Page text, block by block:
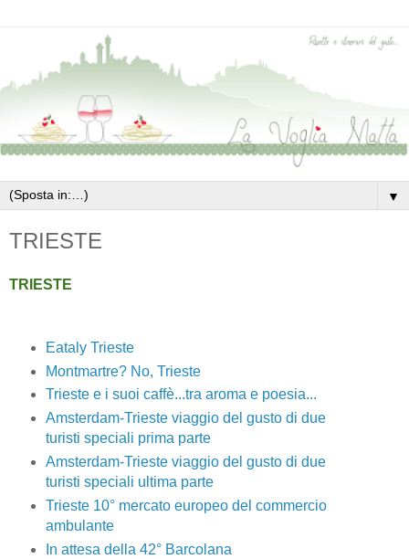
▼
TRIESTE
TRIESTE
Eataly Trieste
Montmartre? No, Trieste
Trieste e i suoi caffè...tra aroma e poesia...
Amsterdam-Trieste viaggio del gusto di due
turisti speciali prima parte
Amsterdam-Trieste viaggio del gusto di due
turisti speciali ultima parte
Trieste 10° mercato europeo del commercio
ambulante
In attesa della 42° Barcolana